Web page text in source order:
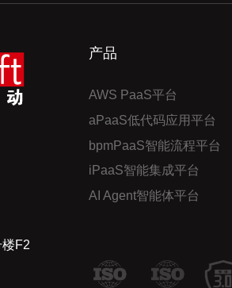
F2
产品
AWS PaaS平台
aPaaS低代码应用平台
bpmPaaS智能流程平台
iPaaS智能集成平台
AI Agent智能体平台